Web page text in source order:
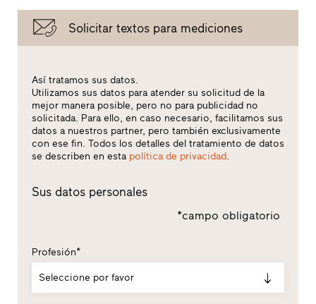
Solicitar textos para mediciones
Así tratamos sus datos.
Utilizamos sus datos para atender su solicitud de la
mejor manera posible, pero no para publicidad no
solicitada. Para ello, en caso necesario, facilitamos sus
datos a nuestros partner, pero también exclusivamente
con ese fin. Todos los detalles del tratamiento de datos
se describen en esta política de privacidad.
Sus datos personales
*campo obligatorio
Profesión*
Seleccione por favor